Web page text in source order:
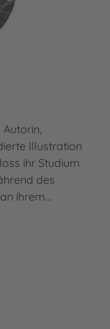
Illustration
ihr Studium
des
ihrem…